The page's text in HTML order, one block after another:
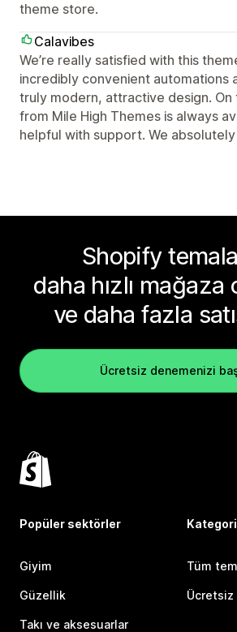
theme store.
Calavibes
We’re really satisfied with this
incredibly convenient automations
truly modern, attractive design.
from Mile High Themes is always
helpful with support. We
Shopify
daha hızlı
ve daha fazla
Ücretsiz denemenizi
Popüler sektörler
Giyim
Güzellik
Takı ve aksesuarlar
Tüm
Ücretsiz